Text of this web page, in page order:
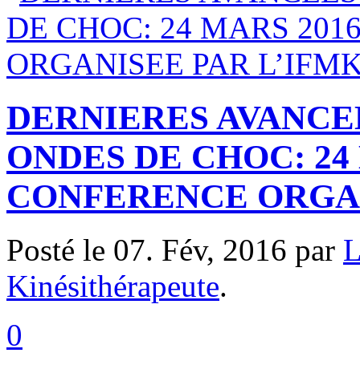
DERNIERES
ONDES DE CHOC:
CONFERENCE
Posté le 07. Fév, 2016 par
Kinésithérapeute.
0